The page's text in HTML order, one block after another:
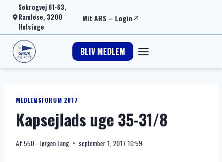
Fortsæt
indhold
Søkrogvej 61-63,
Ramløse, 3200
Helsinge
Mit ARS – Login
BLIV MEDLEM
MEDLEMSFORUM 2017
Kapsejlads uge 35-31/8
Af 550 - Jørgen Lang september 1, 2017 10:59